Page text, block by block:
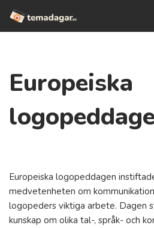
Hoppa
Europeiska
Europeiska logopeddagen
medvetenheten om
logopeders viktiga arbete. Dagen
kunskap om olika tal-, språk- och